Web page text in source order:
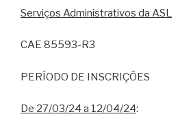
Serviços Administrativos da ASL
CAE 85593-R3
PERÍODO DE INSCRIÇÕES
De 27/03/24 a 12/04/24: